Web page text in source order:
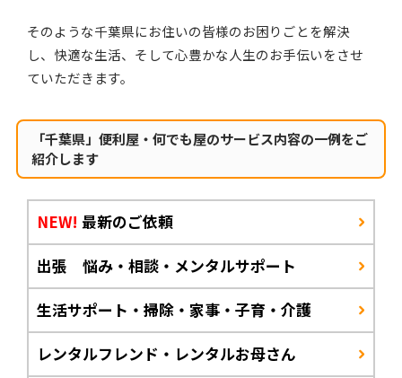
そのような千葉県にお住いの皆様のお困りごとを解決
し、快適な生活、そして心豊かな人生のお手伝いをさせ
ていただきます。
「千葉県」便利屋・何でも屋のサービス内容の一例をご
紹介します
NEW! 最新のご依頼
出張 悩み・相談・メンタルサポート
生活サポート・掃除・家事・子育・介護
レンタルフレンド・レンタルお母さん